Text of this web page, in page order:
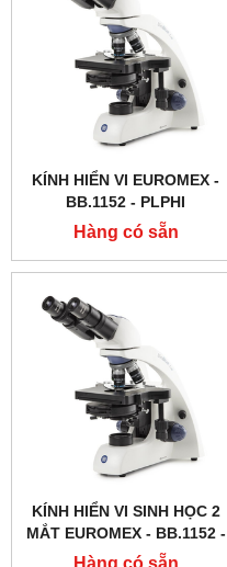
KÍNH HIỂN VI EUROMEX -
BB.1152 ‑ PLPHI
Hàng có sẵn
KÍNH HIỂN VI SINH HỌC 2
MẮT EUROMEX - BB.1152 ‑
PLPH
Hàng có sẵn